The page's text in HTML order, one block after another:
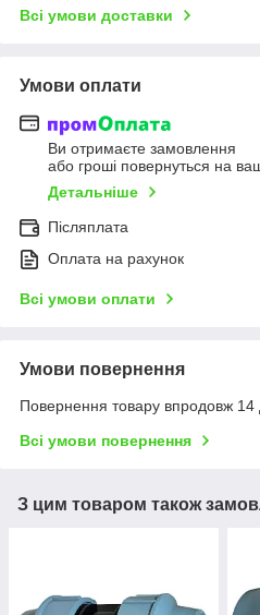
Всі умови доставки
Умови оплати
Ви отримаєте замовлення
або гроші повернуться на
Детальніше
Післяплата
Оплата на рахунок
Всі умови оплати
Умови повернення
Повернення товару впродовж 14
Всі умови повернення
З цим товаром також